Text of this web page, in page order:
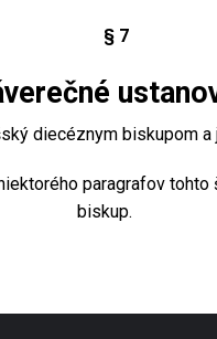
§ 7
diecéznym biskupom a
paragrafov tohto
biskup.